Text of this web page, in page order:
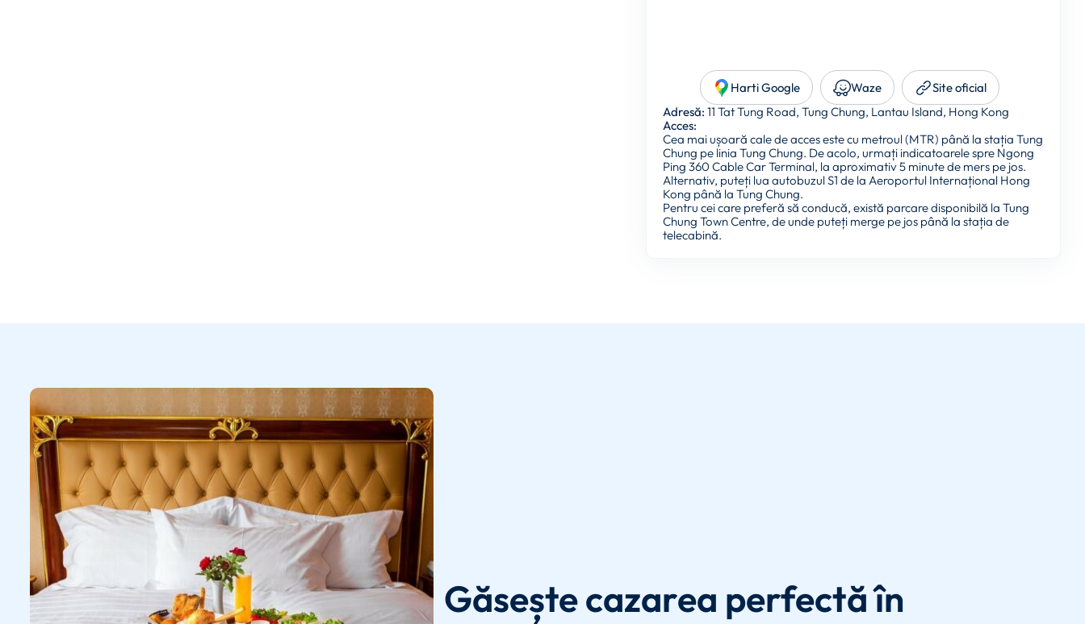
Harti Google Waze
Site oficial
Adresă: 11 Tat Tung Road, Tung Chung, Lantau Island, Hong Kong
Acces:
Cea mai ușoară cale de acces este cu metroul (MTR) până la stația Tung
Chung pe linia Tung Chung. De acolo, urmați indicatoarele spre Ngong
Ping 360 Cable Car Terminal, la aproximativ 5 minute de mers pe jos.
Alternativ, puteți lua autobuzul S1 de la Aeroportul Internațional Hong
Kong până la Tung Chung.
Pentru cei care preferă să conducă, există parcare disponibilă la Tung
Chung Town Centre, de unde puteți merge pe jos până la stația de
telecabină.
Găsește cazarea perfectă în